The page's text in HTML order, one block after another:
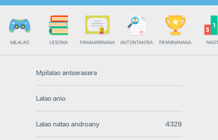
MILALAO LESONA FANAMARINANA ANTONTAN'ISA FIFANINANANA
Mpilalao antserasera
Lalao anio
Lalao natao androany 4329